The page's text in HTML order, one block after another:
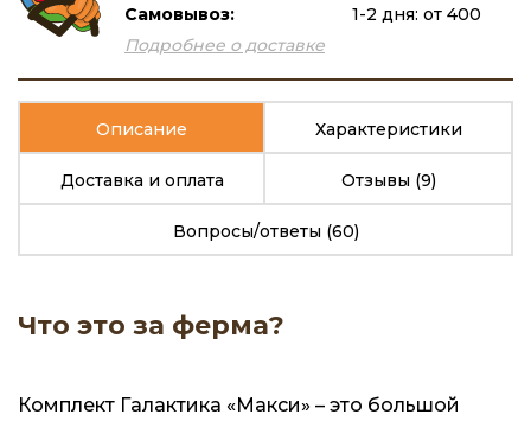
Самовывоз:
1-2 дня: от 400
Подробнее о доставке
Описание Характеристики
Доставка и оплата Отзывы (9)
Вопросы/ответы (60)
Что это за ферма?
Комплект Галактика «Макси» – это большой